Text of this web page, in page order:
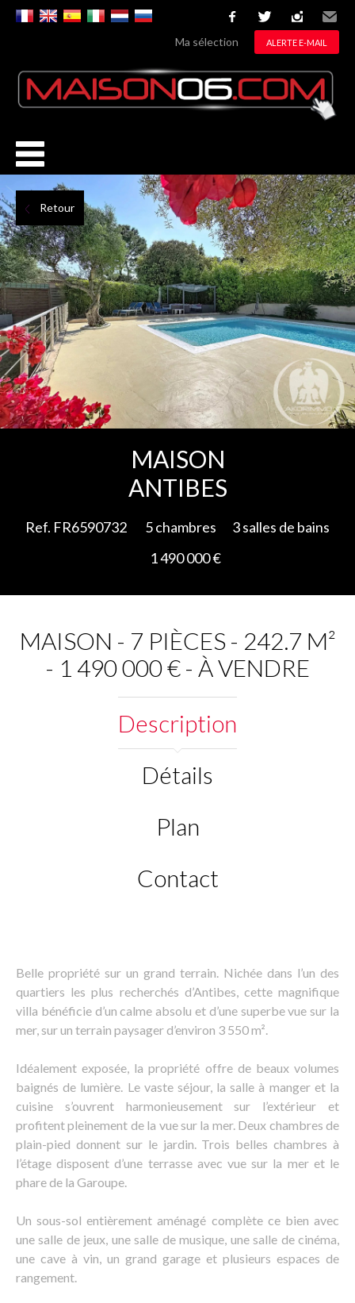
facebooktwitterinstagram
Email
Ma sélection ALERTE E-MAIL
Retour
MAISON
ANTIBES
Ref. FR6590732 5 chambres
3 salles de bains
1 490 000 €
MAISON - 7 PIÈCES - 242.7 M²
- 1 490 000 € - À VENDRE
Description
Détails
Plan
Contact
Belle propriété sur un grand terrain. Nichée dans l’un des
quartiers les plus recherchés d’Antibes, cette magnifique
villa bénéficie d’un calme absolu et d’une superbe vue sur la
mer, sur un terrain paysager d’environ 3 550 m².
Idéalement exposée, la propriété offre de beaux volumes
baignés de lumière. Le vaste séjour, la salle à manger et la
cuisine s’ouvrent harmonieusement sur l’extérieur et
profitent pleinement de la vue sur la mer. Deux chambres de
plain-pied donnent sur le jardin. Trois belles chambres à
l’étage disposent d’une terrasse avec vue sur la mer et le
phare de la Garoupe.
Un sous-sol entièrement aménagé complète ce bien avec
une salle de jeux, une salle de musique, une salle de cinéma,
une cave à vin, un grand garage et plusieurs espaces de
rangement.